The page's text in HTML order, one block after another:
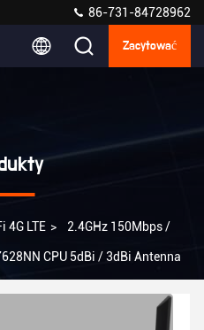
86-731-84728962
Zacytować
4G LTE > 2.4GHz 150Mbps /
CPU 5dBi / 3dBi Antenna